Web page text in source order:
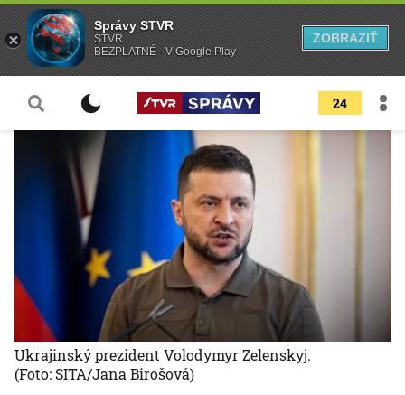
24
Ukrajinský prezident Volodymyr Zelenskyj.
(Foto: SITA/Jana Birošová)
Správy STVR
STVR
BEZPLATNÉ - V Google Play
ZOBRAZIŤ